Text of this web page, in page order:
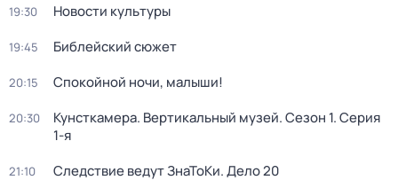
19:30 Новости культуры
19:45 Библейский сюжет
20:15 Спокойной ночи, малыши!
20:30 Кунсткамера. Вертикальный музей. Сезон 1. Серия
1-я
21:10 Следствие ведут ЗнаТоКи. Дело 20